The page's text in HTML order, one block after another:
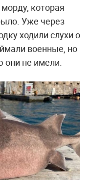
которая
Уже через
ходили слухи о
военные, но
они не имели.